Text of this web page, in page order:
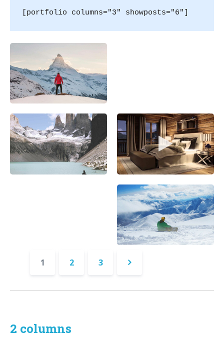
[portfolio columns="3" showposts="6"]
1 2 3
Successivo
2 columns